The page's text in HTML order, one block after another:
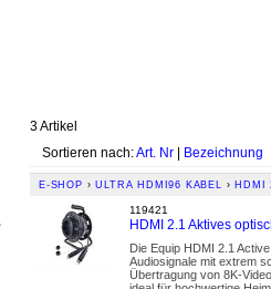
3 Artikel
Sortieren nach:Art. Nr | Bezeichnung
E-SHOP › ULTRA HDMI96 KABEL › HDMI
119421
HDMI 2.1 Aktives
Die Equip HDMI 2.1
Audiosignale mit extrem
Übertragung von 8K-